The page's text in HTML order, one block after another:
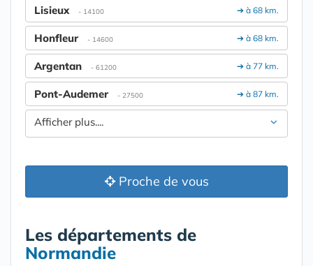
➔ à 68 km.
Lisieux - 14100
➔ à 68 km.
Honfleur - 14600
➔ à 77 km.
Argentan - 61200
➔ à 87 km.
Pont-Audemer - 27500
Afficher plus....
Proche de vous
Les départements de
Normandie